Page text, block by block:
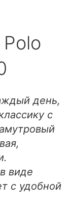
день,
с
виде
с удобной